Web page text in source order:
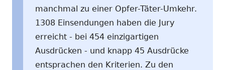
manchmal zu einer Opfer-Täter-Umkehr.
1308 Einsendungen haben die Jury
erreicht - bei 454 einzigartigen
Ausdrücken - und knapp 45 Ausdrücke
entsprachen den Kriterien. Zu den